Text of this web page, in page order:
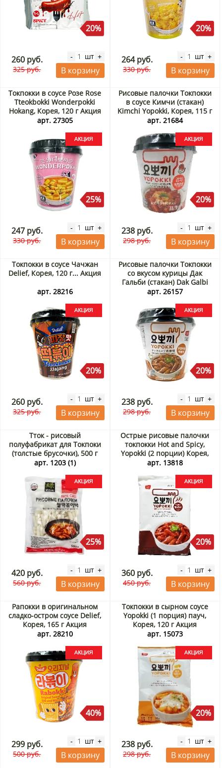
20%
260 руб.
325 руб.
- шт +
В корзину
20%
264 руб.
330 руб.
- шт +
В корзину
Токпокки в соусе Розе Rose
Tteokbokki Wonderpokki
Hokang, Корея, 120 г Акция
арт. 27305
25%
247 руб.
330 руб.
- шт +
В корзину
Рисовые палочки Токпокки
в соусе Кимчи (стакан)
Kimchi Yopokki, Корея, 115 г
Акция
арт. 21684
20%
238 руб.
298 руб.
- шт +
В корзину
Токпокки в соусе Чачжан
Delief, Корея, 120 г... Акция
арт. 28216
20%
260 руб.
325 руб.
- шт +
В корзину
Рисовые палочки Токпокки
со вкусом курицы Дак
Гальби (стакан) Dak Galbi
Yopokki, Корея, 130 г Акция
арт. 26157
20%
238 руб.
298 руб.
- шт +
В корзину
Тток - рисовый
полуфабрикат для Токпоки
(толстые брусочки), 500 г
Акция
арт. 1203 (1)
25%
420 руб.
560 руб.
- шт +
В корзину
Острые рисовые палочки
токпокки Hot and Spicy,
Yopokki (2 порции) Корея,
240 г Акция
арт. 13818
20%
360 руб.
450 руб.
- шт +
В корзину
Рапокки в оригинальном
сладко-остром соусе Delief,
Корея, 165 г Акция
арт. 28210
40%
299 руб.
500 руб.
- шт +
В корзину
Токпокки в сырном соусе
Yopokki (1 порция) пауч,
Корея, 120 г Акция
арт. 15073
20%
238 руб.
298 руб.
- шт +
В корзину